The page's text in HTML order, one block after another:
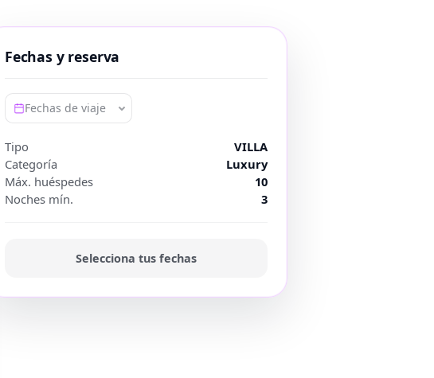
Fechas y reserva
Fechas de viaje
Tipo
VILLA
Categoría
Luxury
Máx. huéspedes
10
Noches mín.
3
Selecciona tus fechas